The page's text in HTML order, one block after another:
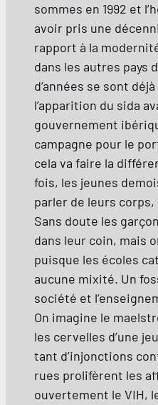
sommes en 1992 et
avoir pris une
rapport à la
dans les autres pays
d’années se sont
l’apparition du sida
gouvernement
campagne pour le
cela va faire la
fois, les jeunes
parler de leurs
Sans doute les
dans leur coin, mais
puisque les écoles
aucune mixité. Un
société et
On imagine le
les cervelles d’une
tant d’injonctions
rues prolifèrent les
ouvertement le VIH,